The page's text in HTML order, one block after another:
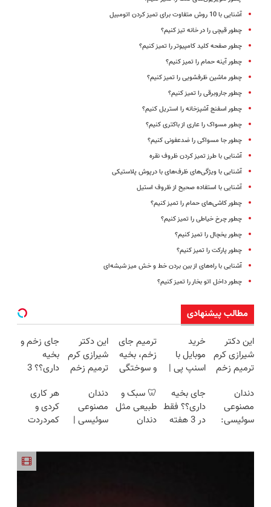
آشنایی با 10 روش متفاوت برای تمیز کردن اتومبیل
چطور قیچی را در خانه تیز کنیم؟
چطور صفحه کلید کامپیوتر را تمیز کنیم؟
چطور آینه حمام را تمیز کنیم؟
چطور ماشین‌ ظرفشویی را تمیز کنیم؟
چطور جاروبرقی را تمیز کنیم؟
چطور اسفنج آشپزخانه را استریل کنیم؟
چطور مسواک را عاری از باکتری کنیم؟
چطور جا مسواکی را ضدعفونی کنیم؟
آشنایی با طرز تمیز کردن ظروف نقره
آشنایی با ویژگی‌های ظرف‌های با درپوش پلاستیکی
آشنایی با استفاده صحیح از ظروف استیل
چطور کاشی‌های حمام را تمیز کنیم؟
چطور چرخ خیاطی را تمیز کنیم؟
چطور یخچال را تمیز کنیم؟
چطور پارکت را تمیز کنیم؟
آشنایی با راه‌های از بین بردن خط و خش میز شیشه‌ای
چطور داخل اتو بخار را تمیز کنیم؟
مطالب پیشنهادی
این دکتر
شیرازی کرم
ترمیم زخم
ساخت!!!
خرید
موبایل با
اسنپ پی |
بدون سود و
کارمزد!
ترمیم جای
زخم، بخیه
و سوختگی
هفته!!😍
این دکتر
شیرازی کرم
ترمیم زخم
ساخت!!!
جای زخم و
بخیه
داری؟؟ 3
محوش کن!
دندان
مصنوعی
سوئیسی:
جای بخیه
داری؟؟ فقط
در 3 هفته
🦷 سبک و
طبیعی مثل
دندان
دندان
مصنوعی
سوئیسی |
هر کاری
کردی و
کمردردت
پرسشنامه و
دریافت راه